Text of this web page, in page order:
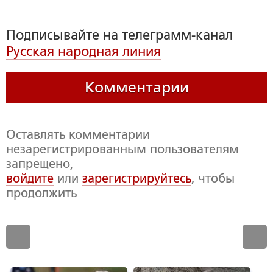
Подписывайте на телеграмм-канал
Русская народная линия
Комментарии
Оставлять комментарии
незарегистрированным пользователям
запрещено,
войдите или зарегистрируйтесь, чтобы
продолжить